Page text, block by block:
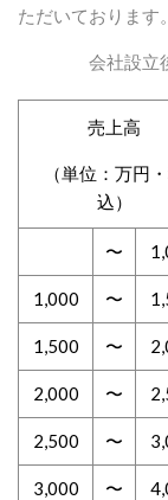
ただいておりま
会社設立後の
売上高
（単位：万円
込）
〜
1,000 〜
1,500 〜
2,000 〜
2,500 〜
3,000 〜